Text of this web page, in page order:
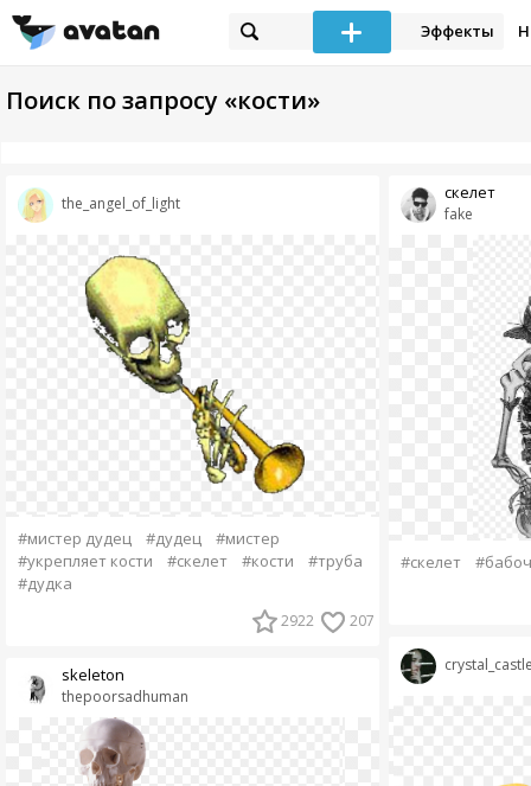
Эффекты
Поиск по запросу «кости»
the_angel_of_light
#мистер дудец #дудец
#мистер
#укрепляет кости
#скелет #кости
#труба
#дудка
2922 207
thepoorsadhuman
skeleton
fake
скелет
#скелет